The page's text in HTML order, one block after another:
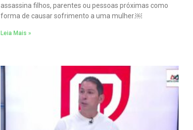
assassina filhos, parentes ou pessoas próximas como
forma de causar sofrimento a uma mulher.￼
Leia Mais »